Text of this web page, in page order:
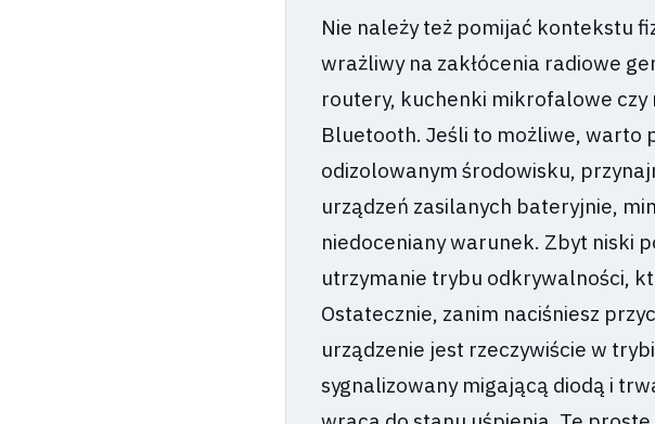
Nie należy też pomijać kontekstu
wrażliwy na zakłócenia radiowe
routery, kuchenki mikrofalowe
Bluetooth. Jeśli to możliwe, warto
odizolowanym środowisku,
urządzeń zasilanych bateryjnie,
niedoceniany warunek. Zbyt niski
utrzymanie trybu odkrywalności,
Ostatecznie, zanim naciśniesz
urządzenie jest rzeczywiście w
sygnalizowany migającą diodą i